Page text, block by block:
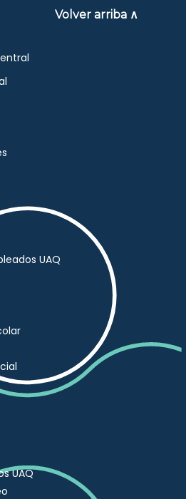
Volver arriba ∧
UAQ
UAQ